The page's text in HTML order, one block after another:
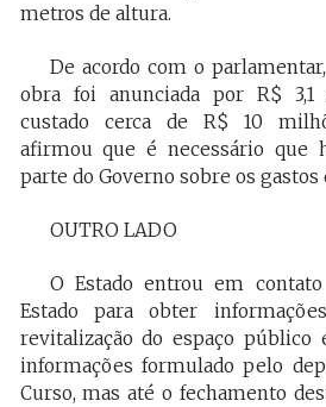
metros de altura.
De acordo com o
obra foi anunciada por R$
custado cerca de R$ 10
afirmou que é necessário que
parte do Governo sobre os gastos
OUTRO LADO
O Estado entrou em
Estado para obter
revitalização do espaço público
informações formulado pelo
Curso, mas até o fechamento